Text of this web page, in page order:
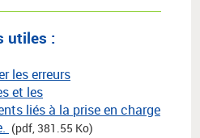
utiles :
les erreurs
et les
liés à la prise en charge
(pdf, 381.55 Ko)